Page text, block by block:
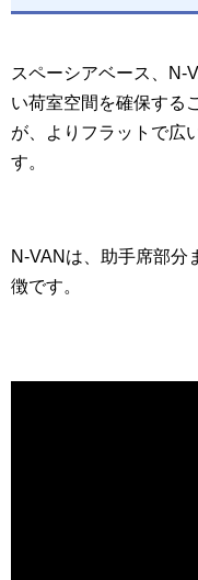
スペーシアベース、N-
い荷室空間を確保する
が、よりフラットで広
す。
N-VANは、助手席部分
徴です。